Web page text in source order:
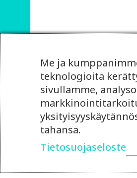
Me ja
teknologioita
sivullamme,
tahansa.
Tietosuojaseloste